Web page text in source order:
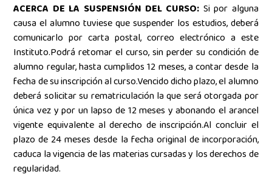
ACERCA DE LA SUSPENSIÓN DEL CURSO: Si por alguna
causa el alumno tuviese que suspender los estudios, deberá
comunicarlo por carta postal, correo electrónico a este
Instituto.Podrá retomar el curso, sin perder su condición de
alumno regular, hasta cumplidos 12 meses, a contar desde la
fecha de su inscripción al curso.Vencido dicho plazo, el alumno
deberá solicitar su rematriculación la que será otorgada por
única vez y por un lapso de 12 meses y abonando el arancel
vigente equivalente al derecho de inscripción.Al concluir el
plazo de 24 meses desde la fecha original de incorporación,
caduca la vigencia de las materias cursadas y los derechos de
regularidad.